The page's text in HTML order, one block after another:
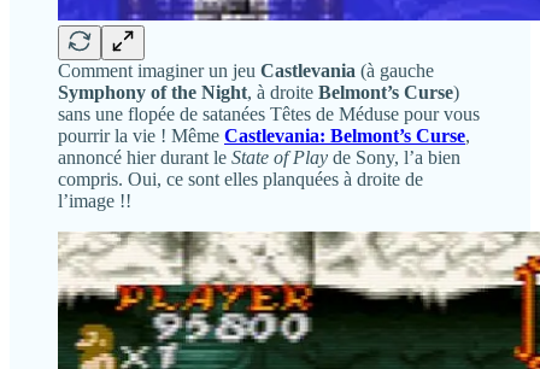
Comment imaginer un jeu Castlevania (à gauche
Symphony of the Night, à droite Belmont’s Curse)
sans une flopée de satanées Têtes de Méduse pour vous
pourrir la vie ! Même Castlevania: Belmont’s Curse,
annoncé hier durant le State of Play de Sony, l’a bien
compris. Oui, ce sont elles planquées à droite de
l’image !!